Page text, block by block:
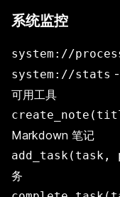
系统监控
system://
system://stats
可用工具
Markdown 笔记
务